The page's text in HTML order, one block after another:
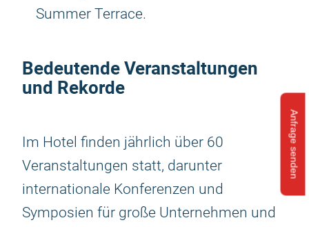
Anfrage senden
Summer Terrace.
Bedeutende Veranstaltungen
und Rekorde
Im Hotel finden jährlich über 60
Veranstaltungen statt, darunter
internationale Konferenzen und
Symposien für große Unternehmen und